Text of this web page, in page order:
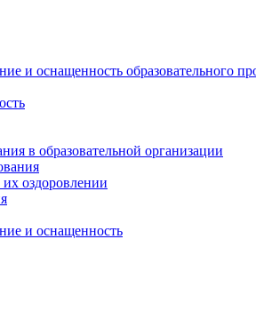
и оснащенность образовательного
в образовательной организации
оздоровлении
и оснащенность